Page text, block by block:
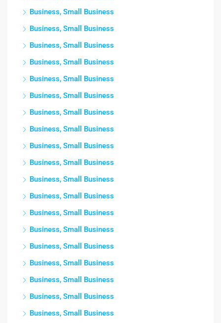
Business, Small Business
Business, Small Business
Business, Small Business
Business, Small Business
Business, Small Business
Business, Small Business
Business, Small Business
Business, Small Business
Business, Small Business
Business, Small Business
Business, Small Business
Business, Small Business
Business, Small Business
Business, Small Business
Business, Small Business
Business, Small Business
Business, Small Business
Business, Small Business
Business, Small Business